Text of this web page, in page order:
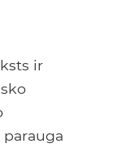
ir
parauga